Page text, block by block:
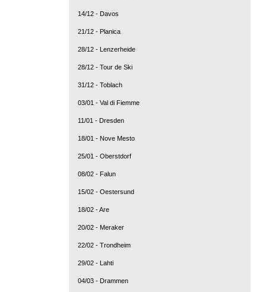
14/12 - Davos
21/12 - Planica
28/12 - Lenzerheide
28/12 - Tour de Ski
31/12 - Toblach
03/01 - Val di Fiemme
11/01 - Dresden
18/01 - Nove Mesto
25/01 - Oberstdorf
08/02 - Falun
15/02 - Oestersund
18/02 - Are
20/02 - Meraker
22/02 - Trondheim
29/02 - Lahti
04/03 - Drammen